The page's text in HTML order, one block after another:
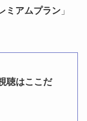
ミアムプラン」
聴はここだ